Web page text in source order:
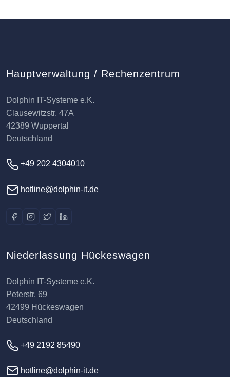
Hauptverwaltung / Rechenzentrum
Dolphin IT-Systeme e.K.
Clausewitzstr. 47A
42389 Wuppertal
Deutschland
+49 202 4304010
hotline@dolphin-it.de
Niederlassung Hückeswagen
Dolphin IT-Systeme e.K.
Peterstr. 69
42499 Hückeswagen
Deutschland
+49 2192 85490
hotline@dolphin-it.de